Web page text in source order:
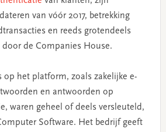
van vóór 2017, betrekking
en reeds grotendeels
de Companies House.
op het platform, zoals zakelijke e-
en antwoorden op
waren geheel of deels versleuteld,
Software. Het bedrijf geeft